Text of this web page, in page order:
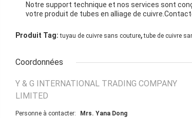
Notre support technique et nos services sont
votre produit de tubes en alliage de
Produit Tag: tuyau de cuivre sans couture, tube de cuivre
Coordonnées
Y & G INTERNATIONAL TRADING COMPANY
LIMITED
Personne à contacter:
Mrs. Yana Dong